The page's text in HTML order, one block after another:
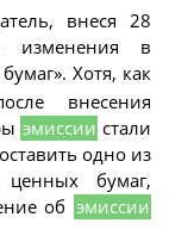
внеся 28
изменения в
Хотя, как
внесения
эмиссии стали
одно из
бумаг,
об эмиссии